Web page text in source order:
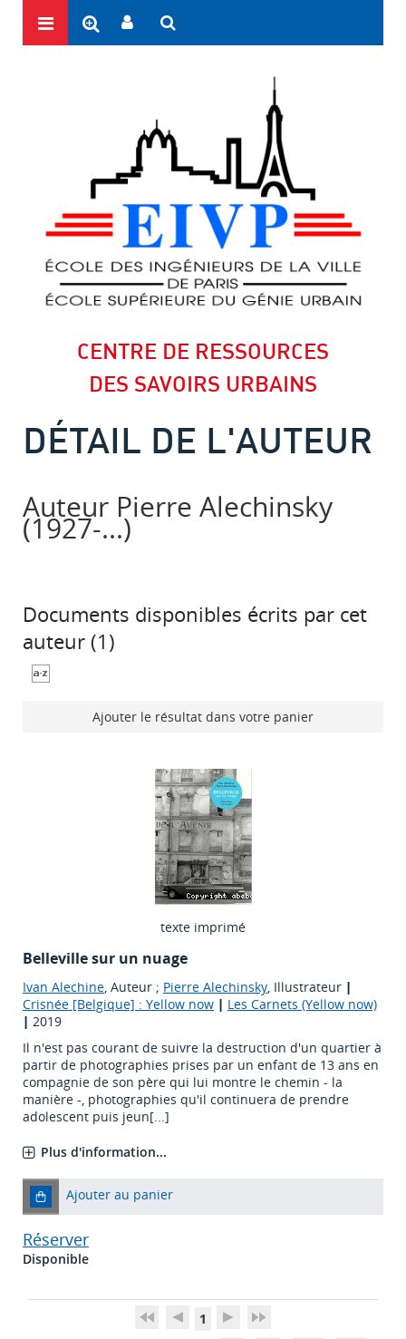
CENTRE DE RESSOURCES
DES SAVOIRS URBAINS
DÉTAIL DE L'AUTEUR
Auteur Pierre Alechinsky
(1927-...)
Documents disponibles écrits par cet
auteur (1 )
Ajouter le résultat dans votre panier
texte imprimé
Belleville sur un nuage
Ivan Alechine, Auteur ; Pierre Alechinsky, Illustrateur |
Crisnée [Belgique] : Yellow now | Les Carnets (Yellow now)
| 2019
Il n'est pas courant de suivre la destruction d'un quartier à
partir de photographies prises par un enfant de 13 ans en
compagnie de son père qui lui montre le chemin - la
manière -, photographies qu'il continuera de prendre
adolescent puis jeun[...]
Plus d'information...
Ajouter au panier
Réserver
Disponible
1